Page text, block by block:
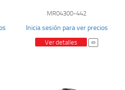
MR04300-442
Inicia sesión para ver precios
Ver detalles